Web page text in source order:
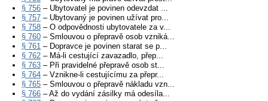
§ 756 – Ubytovatel je povinen odevzdat ...
§ 757 – Ubytovaný je povinen užívat pro...
§ 758 – O odpovědnosti ubytovatele za v...
§ 760 – Smlouvou o přepravě osob vzniká...
§ 761 – Dopravce je povinen starat se p...
§ 762 – Má-li cestující zavazadlo, přep...
§ 763 – Při pravidelné přepravě osob st...
§ 764 – Vznikne-li cestujícímu za přepr...
§ 765 – Smlouvou o přepravě nákladu vzn...
§ 766 – Až do vydání zásilky má odesíla...